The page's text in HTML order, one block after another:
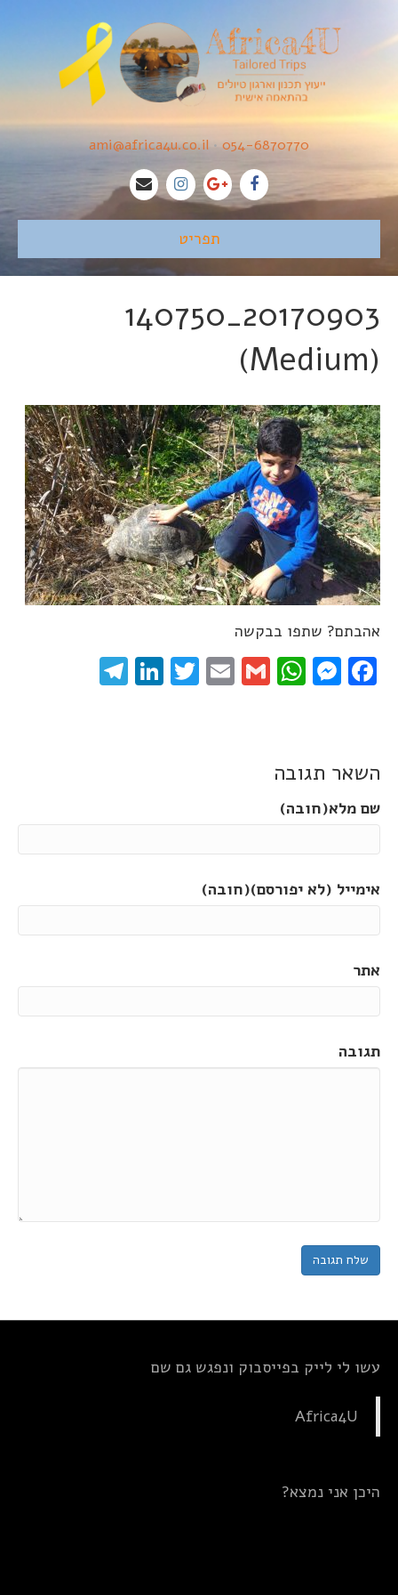
054-6870770
•
ami@africa4u.co.il
תפריט
20170903_140750
(Medium)
אהבתם? שתפו בבקשה
Facebook
Messenger
WhatsApp
Gmail
Email
Twitter
LinkedIn
השאר תגובה
שם מלא(חובה)
אימייל (לא יפורסם)(חובה)
אתר
תגובה
עשו לי לייק בפייסבוק ונפגש גם שם
Africa4U
היכן אני נמצא?